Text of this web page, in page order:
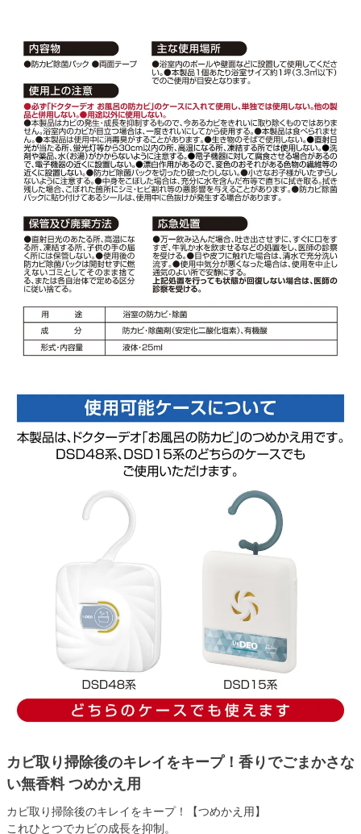
カビ取り掃除後のキレイをキープ！香りでごまかさな
い無香料 つめかえ用
カビ取り掃除後のキレイをキープ！【つめかえ用】
これひとつでカビの成長を抑制。